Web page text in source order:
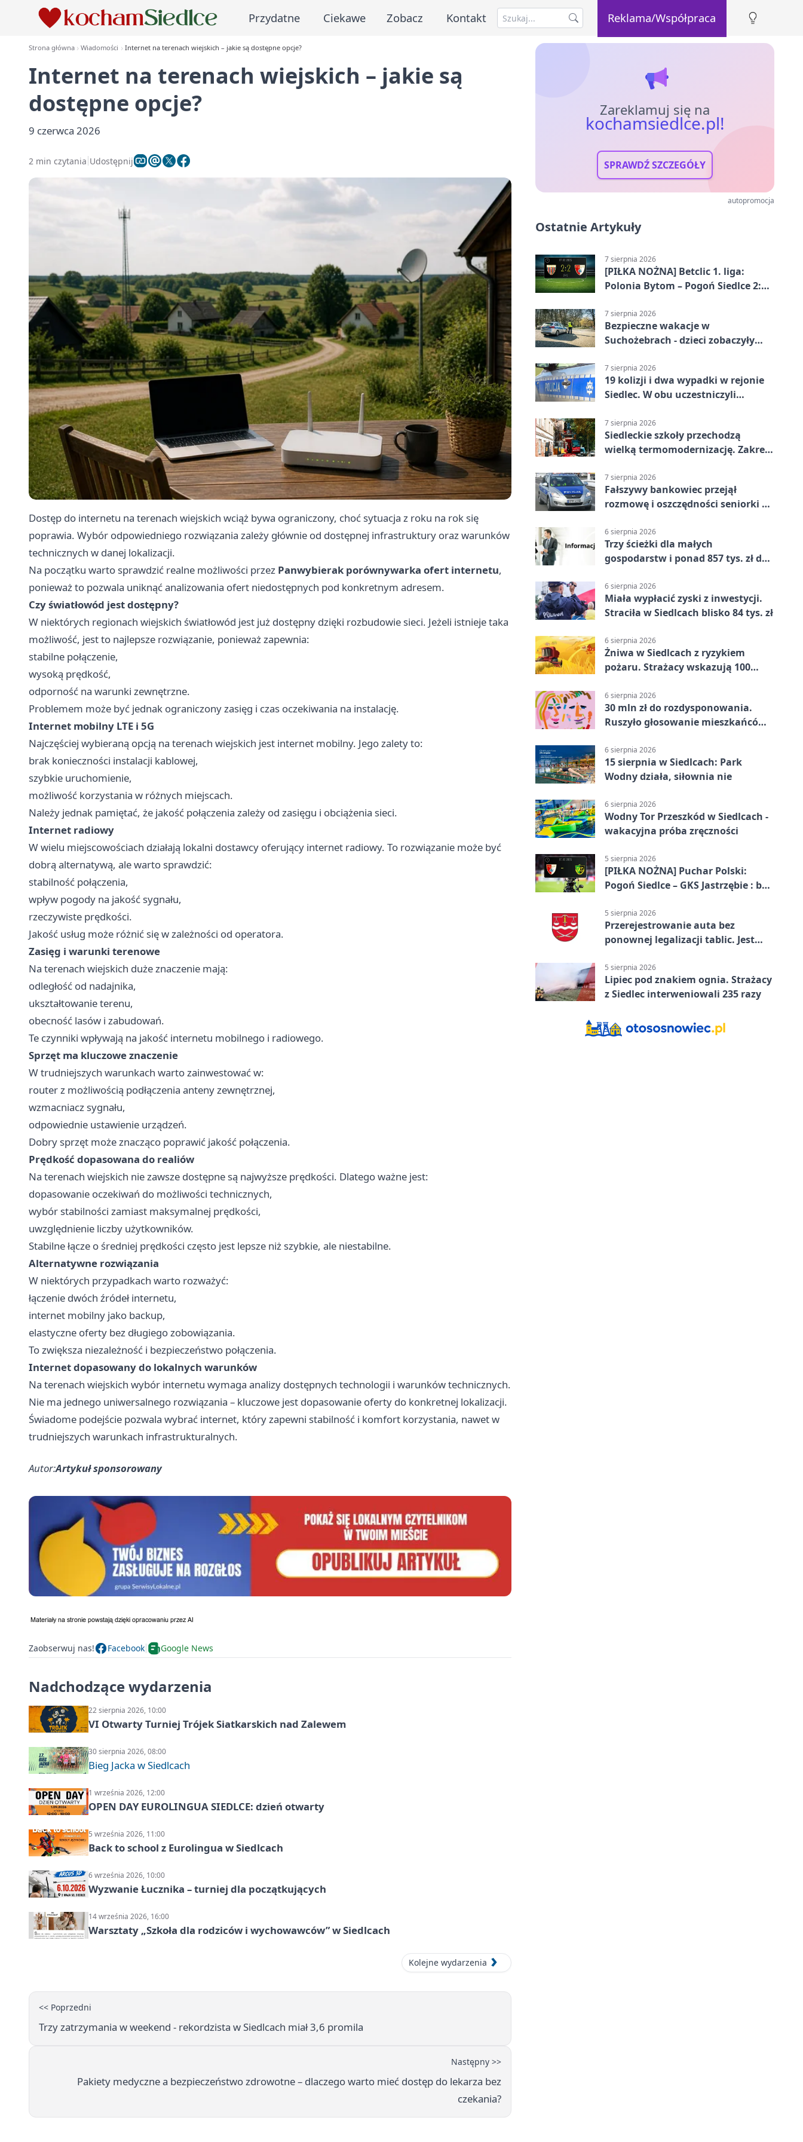
Przydatne Ciekawe Zobacz Kontakt Reklama/Współpraca
Strona główna Wiadomości Internet na terenach wiejskich – jakie są dostępne opcje?
Internet na terenach wiejskich – jakie są
dostępne opcje?
9 czerwca 2026
2 min czytania Udostępnij
Dostęp do internetu na terenach wiejskich wciąż bywa ograniczony, choć sytuacja z roku na rok się
poprawia. Wybór odpowiedniego rozwiązania zależy głównie od dostępnej infrastruktury oraz warunków
technicznych w danej lokalizacji.
Na początku warto sprawdzić realne możliwości przez Panwybierak porównywarka ofert internetu,
ponieważ to pozwala uniknąć analizowania ofert niedostępnych pod konkretnym adresem.
Czy światłowód jest dostępny?
W niektórych regionach wiejskich światłowód jest już dostępny dzięki rozbudowie sieci. Jeżeli istnieje taka
możliwość, jest to najlepsze rozwiązanie, ponieważ zapewnia:
stabilne połączenie,
wysoką prędkość,
odporność na warunki zewnętrzne.
Problemem może być jednak ograniczony zasięg i czas oczekiwania na instalację.
Internet mobilny LTE i 5G
Najczęściej wybieraną opcją na terenach wiejskich jest internet mobilny. Jego zalety to:
brak konieczności instalacji kablowej,
szybkie uruchomienie,
możliwość korzystania w różnych miejscach.
Należy jednak pamiętać, że jakość połączenia zależy od zasięgu i obciążenia sieci.
Internet radiowy
W wielu miejscowościach działają lokalni dostawcy oferujący internet radiowy. To rozwiązanie może być
dobrą alternatywą, ale warto sprawdzić:
stabilność połączenia,
wpływ pogody na jakość sygnału,
rzeczywiste prędkości.
Jakość usług może różnić się w zależności od operatora.
Zasięg i warunki terenowe
Na terenach wiejskich duże znaczenie mają:
odległość od nadajnika,
ukształtowanie terenu,
obecność lasów i zabudowań.
Te czynniki wpływają na jakość internetu mobilnego i radiowego.
Sprzęt ma kluczowe znaczenie
W trudniejszych warunkach warto zainwestować w:
router z możliwością podłączenia anteny zewnętrznej,
wzmacniacz sygnału,
odpowiednie ustawienie urządzeń.
Dobry sprzęt może znacząco poprawić jakość połączenia.
Prędkość dopasowana do realiów
Na terenach wiejskich nie zawsze dostępne są najwyższe prędkości. Dlatego ważne jest:
dopasowanie oczekiwań do możliwości technicznych,
wybór stabilności zamiast maksymalnej prędkości,
uwzględnienie liczby użytkowników.
Stabilne łącze o średniej prędkości często jest lepsze niż szybkie, ale niestabilne.
Alternatywne rozwiązania
W niektórych przypadkach warto rozważyć:
łączenie dwóch źródeł internetu,
internet mobilny jako backup,
elastyczne oferty bez długiego zobowiązania.
To zwiększa niezależność i bezpieczeństwo połączenia.
Internet dopasowany do lokalnych warunków
Na terenach wiejskich wybór internetu wymaga analizy dostępnych technologii i warunków technicznych.
Nie ma jednego uniwersalnego rozwiązania – kluczowe jest dopasowanie oferty do konkretnej lokalizacji.
Świadome podejście pozwala wybrać internet, który zapewni stabilność i komfort korzystania, nawet w
trudniejszych warunkach infrastrukturalnych.
Autor:Artykuł sponsorowany
Zaobserwuj nas! Facebook Google News
Nadchodzące wydarzenia
22 sierpnia 2026, 10:00
VI Otwarty Turniej Trójek Siatkarskich nad Zalewem
30 sierpnia 2026, 08:00
Bieg Jacka w Siedlcach
1 września 2026, 12:00
OPEN DAY EUROLINGUA SIEDLCE: dzień otwarty
5 września 2026, 11:00
Back to school z Eurolingua w Siedlcach
6 września 2026, 10:00
Wyzwanie Łucznika – turniej dla początkujących
14 września 2026, 16:00
Warsztaty „Szkoła dla rodziców i wychowawców” w Siedlcach
Kolejne wydarzenia
<< Poprzedni
Trzy zatrzymania w weekend - rekordzista w Siedlcach miał 3,6 promila
Następny >>
Pakiety medyczne a bezpieczeństwo zdrowotne – dlaczego warto mieć dostęp do lekarza bez
czekania?
Zareklamuj się na
kochamsiedlce.pl!
SPRAWDŹ SZCZEGÓŁY
autopromocja
Ostatnie Artykuły
7 sierpnia 2026
[PIŁKA NOŻNA] Betclic 1. liga:
Polonia Bytom – Pogoń Siedlce 2:2.
emocjonującej końcówce
7 sierpnia 2026
Bezpieczne wakacje w
Suchożebrach - dzieci zobaczyły
7 sierpnia 2026
19 kolizji i dwa wypadki w rejonie
Siedlec. W obu uczestniczyli
7 sierpnia 2026
Siedleckie szkoły przechodzą
wielką termomodernizację. Zakres
7 sierpnia 2026
Fałszywy bankowiec przejął
rozmowę i oszczędności seniorki z
6 sierpnia 2026
Trzy ścieżki dla małych
gospodarstw i ponad 857 tys. zł do
6 sierpnia 2026
Miała wypłacić zyski z inwestycji.
Straciła w Siedlcach blisko 84 tys. zł
6 sierpnia 2026
Żniwa w Siedlcach z ryzykiem
pożaru. Strażacy wskazują 100
6 sierpnia 2026
30 mln zł do rozdysponowania.
Ruszyło głosowanie mieszkańców
6 sierpnia 2026
15 sierpnia w Siedlcach: Park
Wodny działa, siłownia nie
6 sierpnia 2026
Wodny Tor Przeszkód w Siedlcach -
wakacyjna próba zręczności
5 sierpnia 2026
[PIŁKA NOŻNA] Puchar Polski:
Pogoń Siedlce – GKS Jastrzębie : bez
5 sierpnia 2026
Przerejestrowanie auta bez
ponownej legalizacji tablic. Jest
5 sierpnia 2026
Lipiec pod znakiem ognia. Strażacy
z Siedlec interweniowali 235 razy